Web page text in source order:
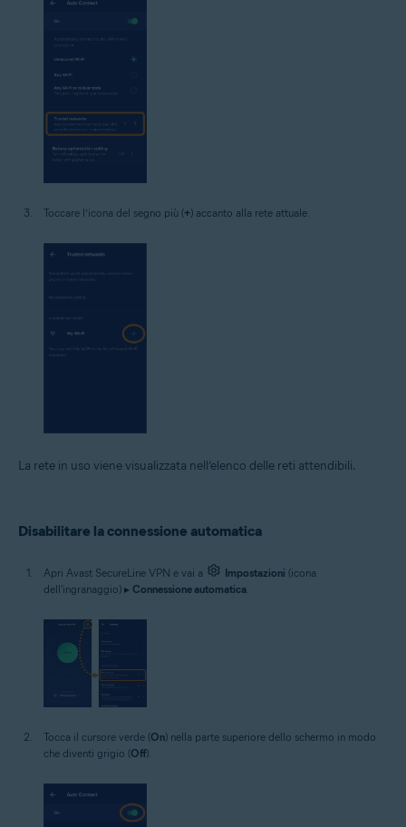
Toccare l’icona del segno più (+) accanto alla rete attuale.
La rete in uso viene visualizzata nell’elenco delle reti attendibili.
Disabilitare la connessione automatica
Apri Avast SecureLine VPN e vai a Impostazioni (icona
dell'ingranaggio) ▸ Connessione automatica
Tocca il cursore verde (On) nella parte superiore dello schermo in modo
che diventi grigio (Off).